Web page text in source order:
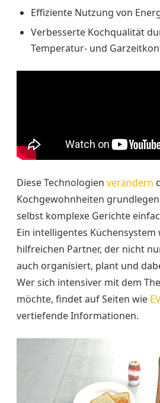
Effiziente Nutzung von
Verbesserte Kochqualität
Temperatur- und
Diese Technologien verändern
Kochgewohnheiten
selbst komplexe Gerichte
Ein intelligentes Küchensystem
hilfreichen Partner, der nicht
auch organisiert, plant und
Wer sich intensiver mit dem
möchte, findet auf Seiten wie
vertiefende Informationen.